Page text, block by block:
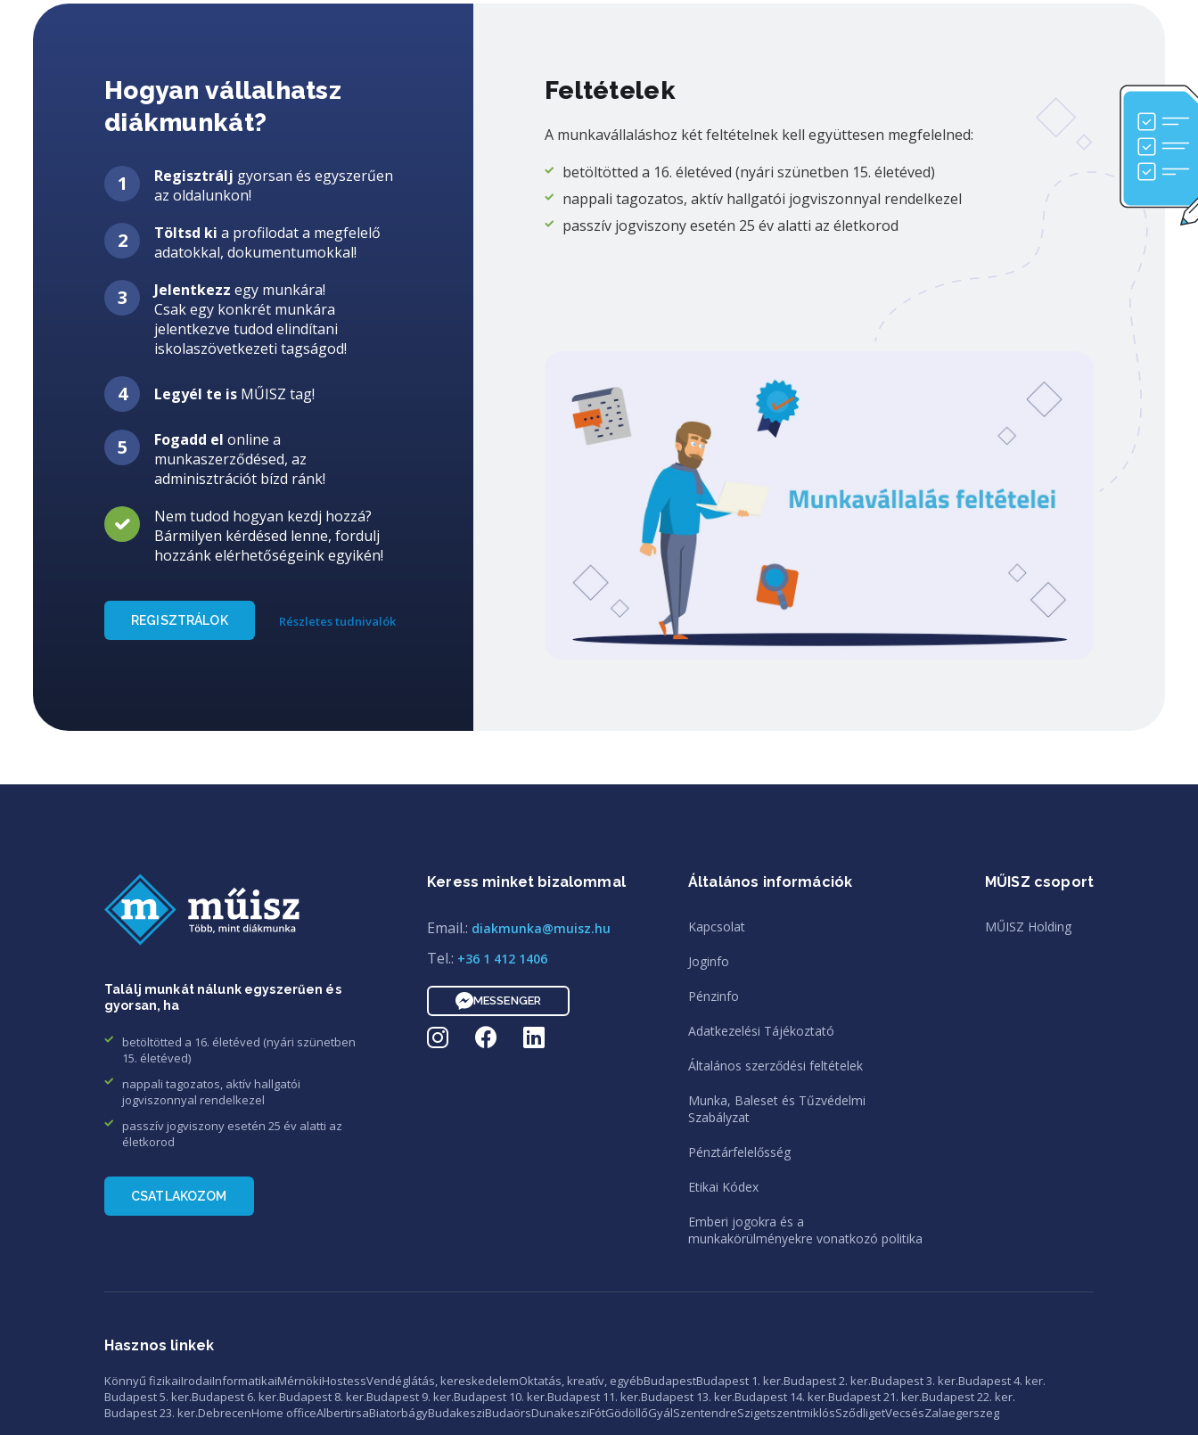
Hogyan vállalhatsz
diákmunkát?
Regisztrálj gyorsan és egyszerűen
az oldalunkon!
Töltsd ki a profilodat a megfelelő
adatokkal, dokumentumokkal!
Jelentkezz egy munkára!
Csak egy konkrét munkára
jelentkezve tudod elindítani
iskolaszövetkezeti tagságod!
Legyél te is MŰISZ tag!
Fogadd el online a
munkaszerződésed, az
adminisztrációt bízd ránk!
Nem tudod hogyan kezdj hozzá?
Bármilyen kérdésed lenne, fordulj
hozzánk elérhetőségeink egyikén!
REGISZTRÁLOK Részletes tudnivalók
Feltételek
A munkavállaláshoz két feltételnek kell együttesen megfelelned:
betöltötted a 16. életéved (nyári szünetben 15. életéved)
nappali tagozatos, aktív hallgatói jogviszonnyal rendelkezel
passzív jogviszony esetén 25 év alatti az életkorod
Találj munkát nálunk egyszerűen és
gyorsan, ha
betöltötted a 16. életéved (nyári szünetben
15. életéved)
nappali tagozatos, aktív hallgatói
jogviszonnyal rendelkezel
passzív jogviszony esetén 25 év alatti az
életkorod
CSATLAKOZOM
Keress minket bizalommal
Email.: diakmunka@muisz.hu
Tel.: +36 1 412 1406
MESSENGER
Általános információk
Kapcsolat
Joginfo
Pénzinfo
Adatkezelési Tájékoztató
Általános szerződési feltételek
Munka, Baleset és Tűzvédelmi
Szabályzat
Pénztárfelelősség
Etikai Kódex
Emberi jogokra és a
munkakörülményekre vonatkozó politika
MŰISZ csoport
MŰISZ Holding
Hasznos linkek
Könnyű fizikaiIrodaiInformatikaiMérnökiHostessVendéglátás, kereskedelemOktatás, kreatív, egyébBudapestBudapest 1. ker.Budapest 2. ker.Budapest 3. ker.Budapest 4. ker.
Budapest 5. ker.Budapest 6. ker.Budapest 8. ker.Budapest 9. ker.Budapest 10. ker.Budapest 11. ker.Budapest 13. ker.Budapest 14. ker.Budapest 21. ker.Budapest 22. ker.
Budapest 23. ker.DebrecenHome officeAlbertirsaBiatorbágyBudakesziBudaörsDunakesziFótGödöllőGyálSzentendreSzigetszentmiklósSződligetVecsésZalaegerszeg